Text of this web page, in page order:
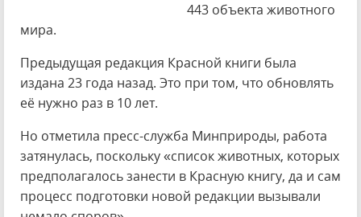
443 объекта животного
мира.
Предыдущая редакция Красной книги была
издана 23 года назад. Это при том, что обновлять
её нужно раз в 10 лет.
Но отметила пресс-служба Минприроды, работа
затянулась, поскольку «список животных, которых
предполагалось занести в Красную книгу, да и сам
процесс подготовки новой редакции вызывали